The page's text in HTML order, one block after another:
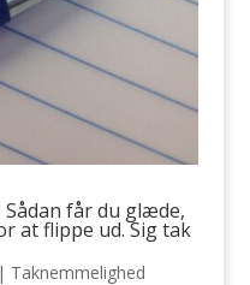
får du glæde,
at flippe ud. Sig tak
| Taknemmelighed